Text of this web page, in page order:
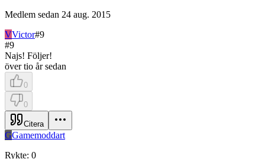
Medlem sedan 24 aug. 2015
VVictor#9
#9
Najs! Följer!
över tio år sedan
0
0
Citera
GGamemoddart
Rykte: 0